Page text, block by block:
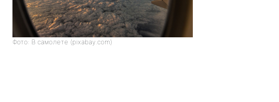
Фото: В самолете (pixabay.com)